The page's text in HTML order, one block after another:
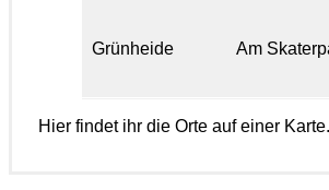
Grünheide Am
Hier findet ihr die Orte auf einer Karte.